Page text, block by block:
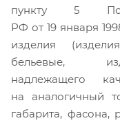
пункту 5
РФ от 19 января
изделия
бельевые,
надлежащего
на аналогичный
габарита, фасона,